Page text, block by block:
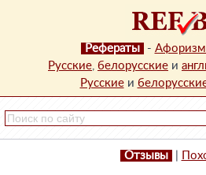
Рефераты -
Русские, белорусские и
Русскиеи
Отзывы